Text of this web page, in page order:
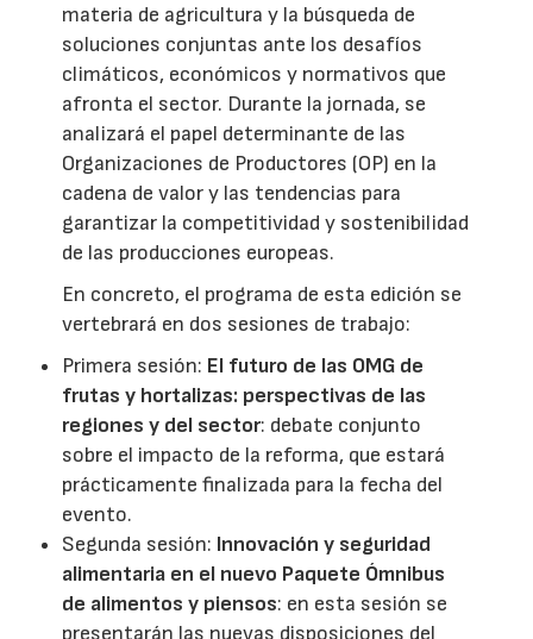
materia de agricultura y la búsqueda de
soluciones conjuntas ante los desafíos
climáticos, económicos y normativos que
afronta el sector. Durante la jornada, se
analizará el papel determinante de las
Organizaciones de Productores (OP) en la
cadena de valor y las tendencias para
garantizar la competitividad y sostenibilidad
de las producciones europeas.
En concreto, el programa de esta edición se
vertebrará en dos sesiones de trabajo:
Primera sesión: El futuro de las OMG de
frutas y hortalizas: perspectivas de las
regiones y del sector: debate conjunto
sobre el impacto de la reforma, que estará
prácticamente finalizada para la fecha del
evento.
Segunda sesión: Innovación y seguridad
alimentaria en el nuevo Paquete Ómnibus
de alimentos y piensos: en esta sesión se